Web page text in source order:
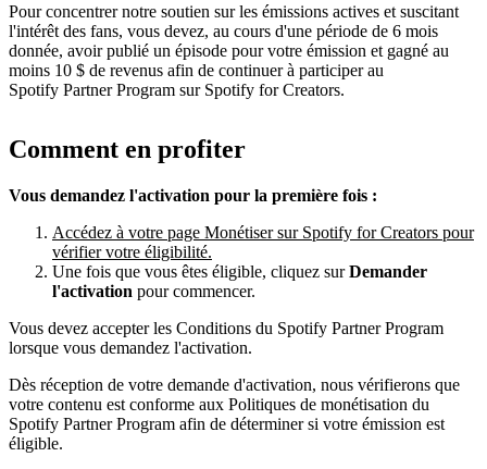
Pour concentrer notre soutien sur les émissions actives et suscitant
l'intérêt des fans, vous devez, au cours d'une période de 6 mois
donnée, avoir publié un épisode pour votre émission et gagné au
moins 10 $ de revenus afin de continuer à participer au
Spotify Partner Program sur Spotify for Creators.
Comment en profiter
Vous demandez l'activation pour la première fois :
Accédez à votre page Monétiser sur Spotify for Creators pour
vérifier votre éligibilité.
Une fois que vous êtes éligible, cliquez surDemander
l'activation pour commencer.
Vous devez accepter les Conditions du Spotify Partner Program
lorsque vous demandez l'activation.
Dès réception de votre demande d'activation, nous vérifierons que
votre contenu est conforme aux Politiques de monétisation du
Spotify Partner Program afin de déterminer si votre émission est
éligible.